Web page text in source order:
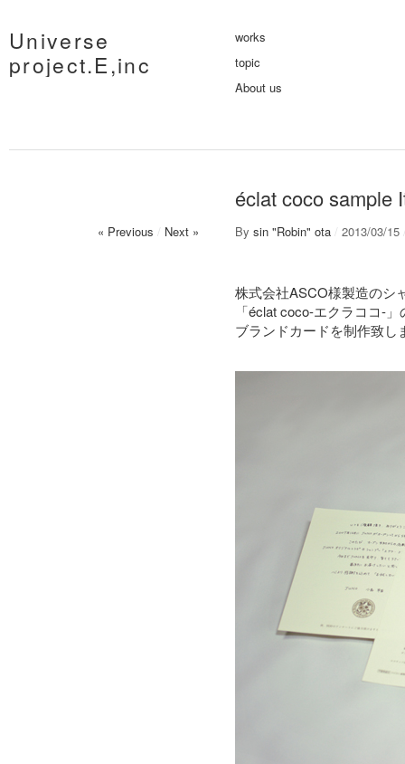
Universe
project.E,inc
works
topic
About us
éclat coco sample
« Previous / Next » By sin "Robin" ota / 2013/03/15
株式会社ASCO様製造のシ
「éclat coco-エクラココ-
ブランドカードを制作致し